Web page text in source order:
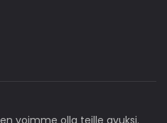
voimme olla teille avuksi.